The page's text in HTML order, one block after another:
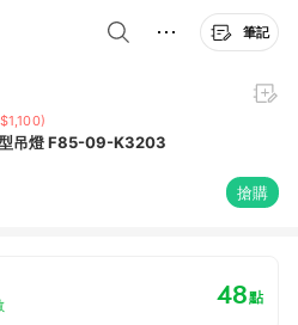
筆記
吊燈 F85-09-K3203
搶購
48點